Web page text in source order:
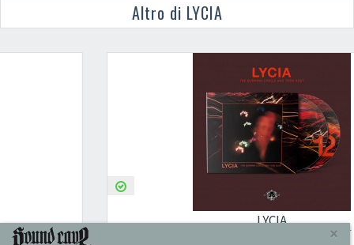
Altro di LYCIA
LYCIA
×